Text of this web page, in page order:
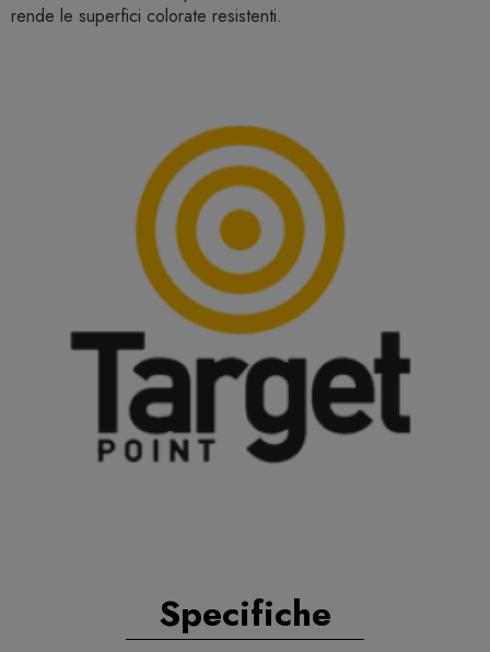
rende le superfici colorate resistenti.
Specifiche